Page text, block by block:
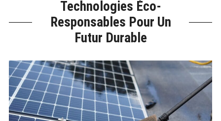
Technologies Éco-
Responsables Pour Un
Futur Durable